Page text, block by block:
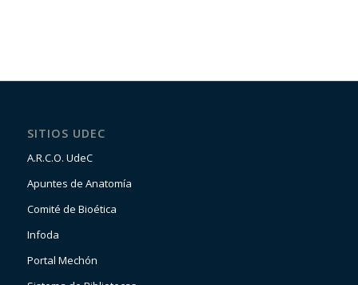
SITIOS UDEC
A.R.C.O. UdeC
Apuntes de Anatomía
Comité de Bioética
Infoda
Portal Mechón